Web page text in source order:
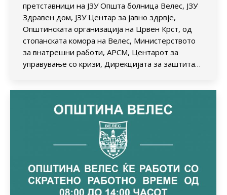
претставници на ЈЗУ Општа болница Велес, ЈЗУ
Здравен дом, ЈЗУ Центар за јавно здрвје,
Општинската организација на Црвен Крст, од
стопанската комора на Велес, Министерството
за внатрешни работи, АРСМ, Центарот за
управување со кризи, Дирекцијата за заштита…